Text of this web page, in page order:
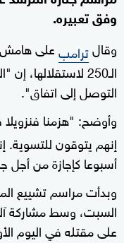
وفق تعبيره.
وقالترامبعلى هامش
الـ250
التوصل إلى اتفاق".
وأوضح: "هزمنا
إنهم يتوقون للتسوية.
أسبوعا كإجازة من أجل
وبدأت مراسم تشييع
على مقتله في اليوم